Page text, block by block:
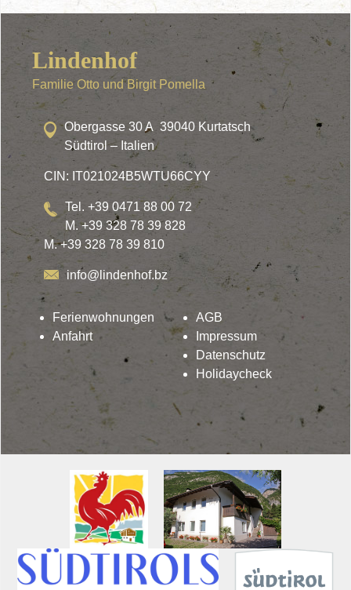
Lindenhof
Familie Otto und Birgit Pomella
Obergasse 30 A 39040 Kurtatsch
Südtirol – Italien
CIN: IT021024B5WTU66CYY
Tel. +39 0471 88 00 72
M. +39 328 78 39 828
M. +39 328 78 39 810
info@lindenhof.bz
Ferienwohnungen
Anfahrt
AGB
Impressum
Datenschutz
Holidaycheck
Lindenhof